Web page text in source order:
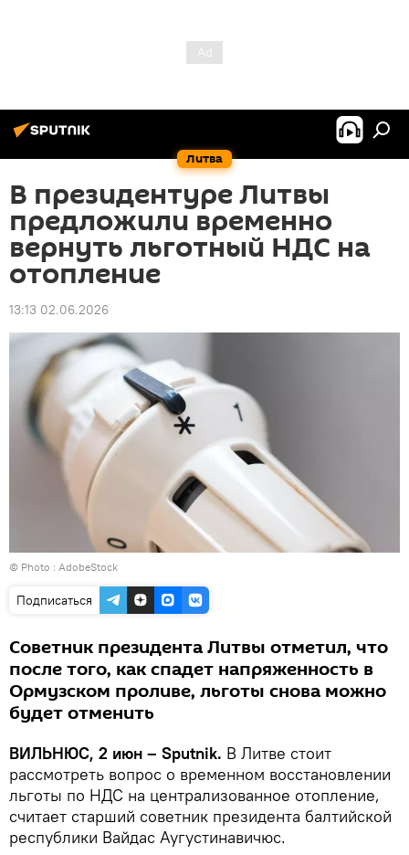
Литва
В президентуре Литвы
предложили временно
вернуть льготный НДС на
отопление
13:13 02.06.2026
© Photo : AdobeStock
Подписаться
Советник президента Литвы отметил, что
после того, как спадет напряженность в
Ормузском проливе, льготы снова можно
будет отменить
ВИЛЬНЮС, 2 июн – Sputnik. В Литве стоит
рассмотреть вопрос о временном восстановлении
льготы по НДС на централизованное отопление,
считает старший советник президента балтийской
республики Вайдас Аугустинавичюс.